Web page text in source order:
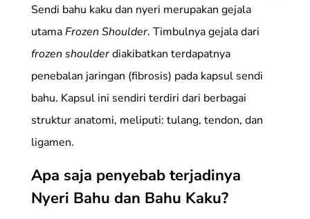
Sendi bahu kaku dan nyeri merupakan gejala
utamaFrozen Shoulder. Timbulnya gejala dari
frozen shoulderdiakibatkan terdapatnya
penebalan jaringan (fibrosis) pada kapsul sendi
bahu. Kapsul ini sendiri terdiri dari berbagai
struktur anatomi, meliputi: tulang, tendon, dan
ligamen.
Apa saja penyebab terjadinya
Nyeri Bahu dan Bahu Kaku?